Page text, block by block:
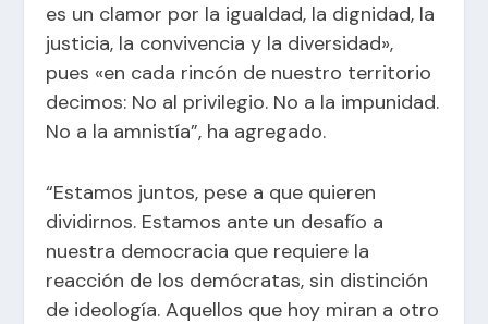
es un clamor por la igualdad, la dignidad, la
justicia, la convivencia y la diversidad»,
pues «en cada rincón de nuestro territorio
decimos: No al privilegio. No a la impunidad.
No a la amnistía”, ha agregado.
“Estamos juntos, pese a que quieren
dividirnos. Estamos ante un desafío a
nuestra democracia que requiere la
reacción de los demócratas, sin distinción
de ideología. Aquellos que hoy miran a otro